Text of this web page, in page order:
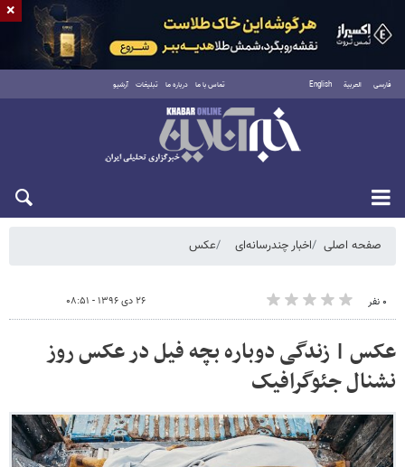
فارسی العربية English تماس با ما درباره ما تبلیغات آرشیو
شنبه ۱۷ مرداد ۱۴۰۵
صفحه اصلی اخبار چندرسانه‌ای عکس
۰ نفر ۲۶ دی ۱۳۹۶ - ۰۸:۵۱
عکس | زندگی دوباره بچه فیل در عکس روز
نشنال جئوگرافیک
×